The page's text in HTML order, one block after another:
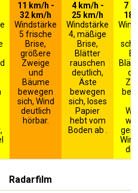
11 km/h -
32 km/h
Windstärke
5 frische
Brise,
größere
Zweige
und
Bäume
bewegen
sich, Wind
deutlich
hörbar.
4 km/h -
25 km/h
Windstärke
4, mäßige
Brise,
Blätter
rauschen
deutlich,
Äste
bewegen
sich, loses
Papier
hebt vom
Boden ab .
7
18
Radarfilm